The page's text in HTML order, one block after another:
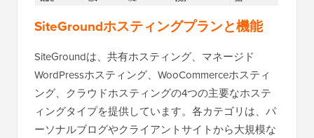
SiteGroundホスティングプランと機能
SiteGroundは、共有ホスティング、マネージド
WordPressホスティング、WooCommerceホスティ
ング、クラウドホスティングの4つの主要なホステ
ィングタイプを提供しています。各カテゴリは、パ
ーソナルブログやクライアントサイトから大規模な